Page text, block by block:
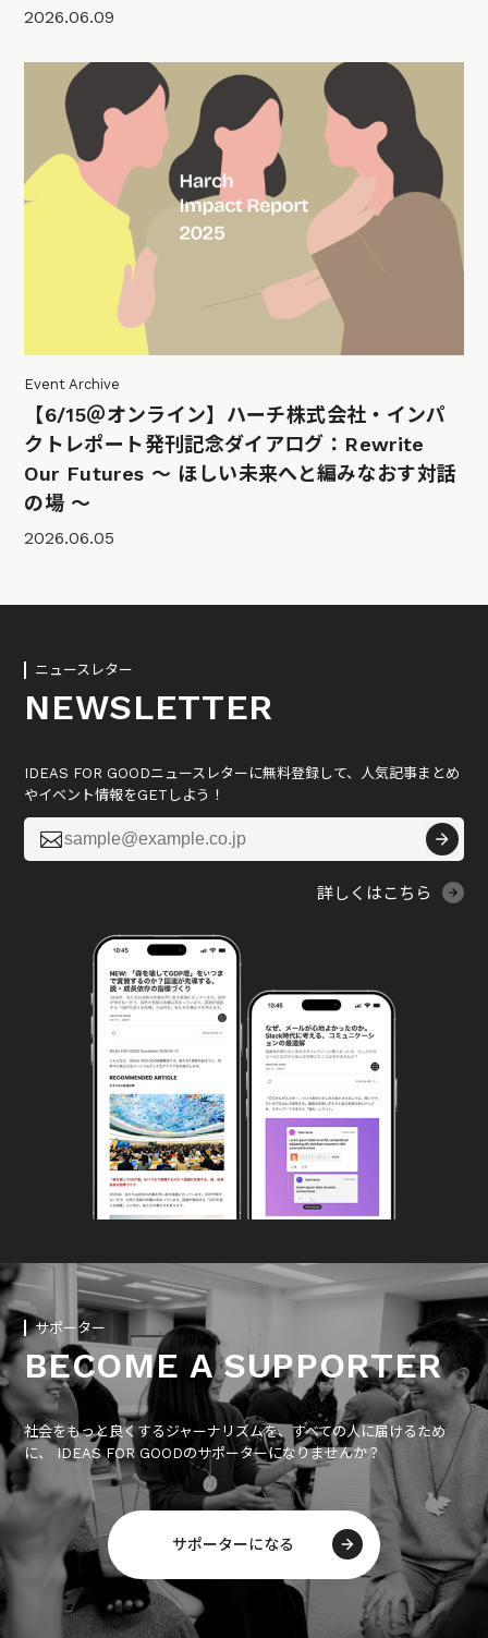
2026.06.09
Event Archive
【6/15＠オンライン】ハーチ株式会社・インパ
クトレポート発刊記念ダイアログ：Rewrite
Our Futures 〜 ほしい未来へと編みなおす対話
の場 〜
2026.06.05
ニュースレター
NEWSLETTER
IDEAS FOR GOODニュースレターに無料登録して、人気記事まとめ
やイベント情報をGETしよう！

詳しくはこちら
サポーター
BECOME A SUPPORTER
社会をもっと良くするジャーナリズムを、すべての人に届けるため
に、 IDEAS FOR GOODのサポーターになりませんか？
サポーターになる